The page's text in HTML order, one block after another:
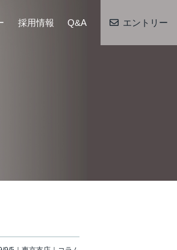
採用情報 Q&A エントリー